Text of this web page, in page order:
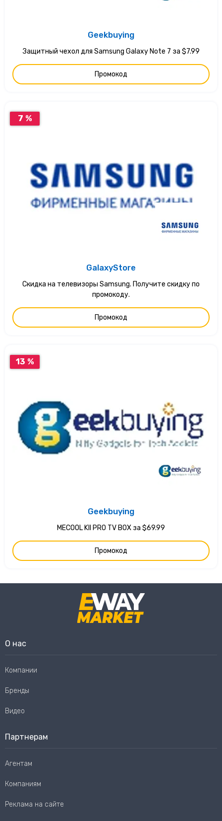
Geekbuying
Защитный чехол для Samsung Galaxy Note 7 за $7.99
Промокод
7 %
GalaxyStore
Скидка на телевизоры Samsung. Получите скидку по
промокоду.
Промокод
13 %
Geekbuying
MECOOL KII PRO TV BOX за $69.99
Промокод
О нас
Компании
Бренды
Видео
Партнерам
Агентам
Компаниям
Реклама на сайте